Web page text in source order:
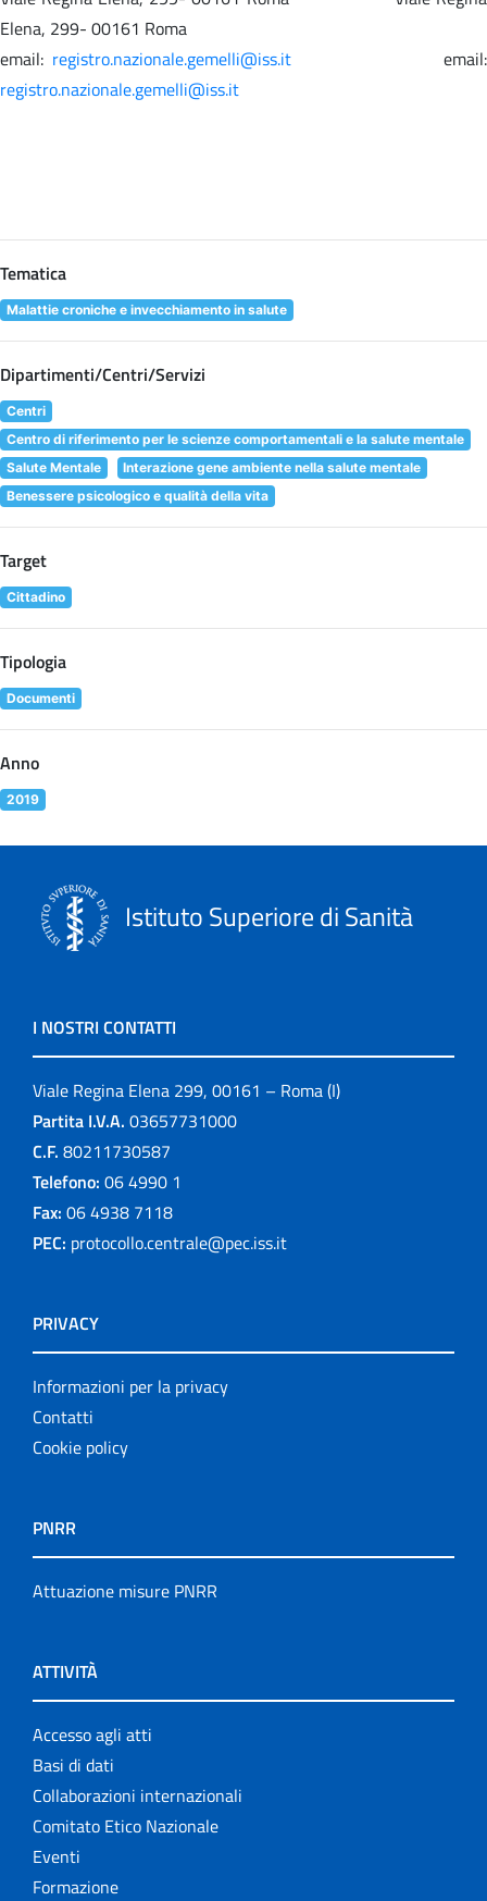
Elena, 299- 00161 Roma
email: registro.nazionale.gemelli@iss.it email:
registro.nazionale.gemelli@iss.it
Tematica
Malattie croniche e invecchiamento in salute
Dipartimenti/Centri/Servizi
Centri
Centro di riferimento per le scienze comportamentali e la salute mentale
Salute Mentale
Interazione gene ambiente nella salute mentale
Benessere psicologico e qualità della vita
Target
Cittadino
Tipologia
Documenti
Anno
2019
Istituto Superiore di Sanità
I NOSTRI CONTATTI
Viale Regina Elena 299, 00161 – Roma (I)
Partita I.V.A. 03657731000
C.F. 80211730587
Telefono: 06 4990 1
Fax: 06 4938 7118
PEC: protocollo.centrale@pec.iss.it
PRIVACY
Informazioni per la privacy
Contatti
Cookie policy
PNRR
Attuazione misure PNRR
ATTIVITÀ
Accesso agli atti
Basi di dati
Collaborazioni internazionali
Comitato Etico Nazionale
Eventi
Formazione